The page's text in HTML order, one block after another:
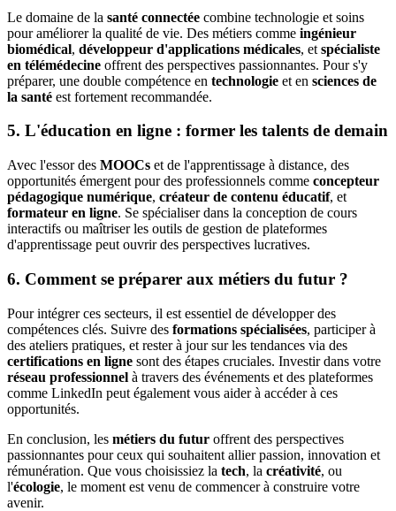
Le domaine de la santé connectée combine technologie et soins
pour améliorer la qualité de vie. Des métiers comme ingénieur
biomédical, développeur d'applications médicales, et spécialiste
en télémédecine offrent des perspectives passionnantes. Pour s'y
préparer, une double compétence en technologie et en sciences de
la santé est fortement recommandée.
5. L'éducation en ligne : former les talents de demain
Avec l'essor des MOOCs et de l'apprentissage à distance, des
opportunités émergent pour des professionnels comme concepteur
pédagogique numérique, créateur de contenu éducatif, et
formateur en ligne. Se spécialiser dans la conception de cours
interactifs ou maîtriser les outils de gestion de plateformes
d'apprentissage peut ouvrir des perspectives lucratives.
6. Comment se préparer aux métiers du futur ?
Pour intégrer ces secteurs, il est essentiel de développer des
compétences clés. Suivre des formations spécialisées, participer à
des ateliers pratiques, et rester à jour sur les tendances via des
certifications en ligne sont des étapes cruciales. Investir dans votre
réseau professionnel à travers des événements et des plateformes
comme LinkedIn peut également vous aider à accéder à ces
opportunités.
En conclusion, les métiers du futur offrent des perspectives
passionnantes pour ceux qui souhaitent allier passion, innovation et
rémunération. Que vous choisissiez la tech, la créativité, ou
l'écologie, le moment est venu de commencer à construire votre
avenir.